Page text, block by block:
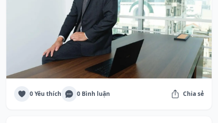
0 Yêu thích 0 Bình luận Chia sẻ